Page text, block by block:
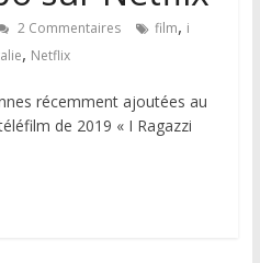
2 Commentaires film, i
, Netflix
récemment ajoutées au
de 2019 « I Ragazzi